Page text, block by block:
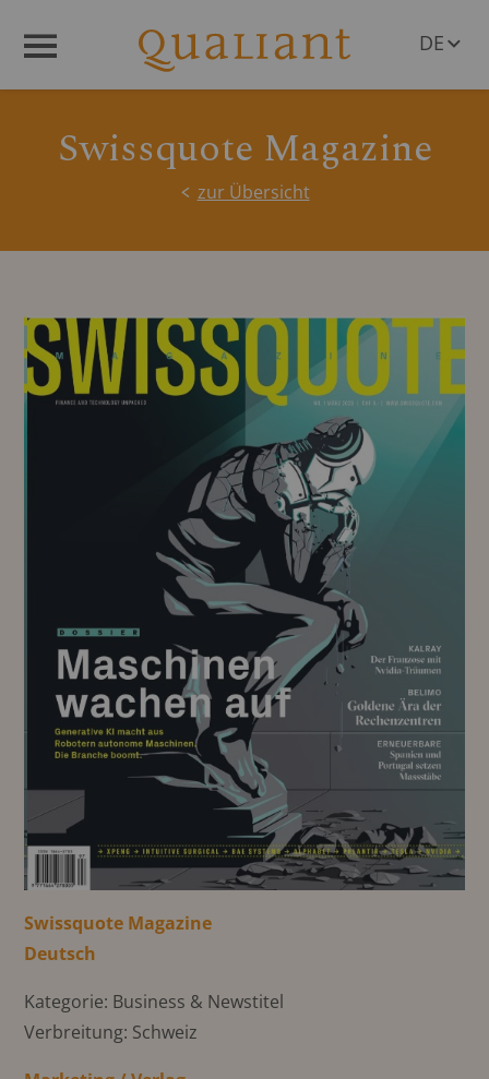
DE
Swissquote Magazine
zur Übersicht
Swissquote Magazine
Deutsch
Kategorie: Business & Newstitel
Verbreitung: Schweiz